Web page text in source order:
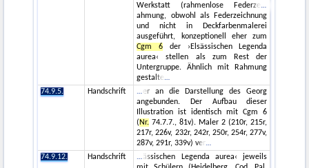
Werkstatt (rahmenlose Federze
ahmung, obwohl als Federzeichnung
und nicht in Deckfarbenmalerei
ausgeführt, konzeptionell eher zum
Cgm 6 der ›Elsässischen Legenda
aurea‹ stellen als zum Rest der
Untergruppe. Ähnlich mit Rahmung
gestalte
74.9.5.
Handschrift
er an die Darstellung des Georg
angebunden. Der Aufbau dieser
Illustration ist identisch mit Cgm 6
(Nr. 74.7.7., 81v). Maler 2 (210r, 215r,
217r, 226v, 232r, 242r, 250r, 254r, 277v,
287v, 291r, 339v) ver
74.9.12.
Handschrift
ässischen Legenda aurea‹ jeweils